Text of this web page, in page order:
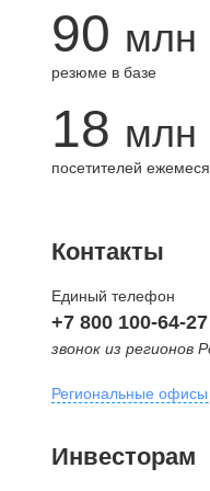
90 млн
резюме в базе
18 млн
посетителей
Контакты
Единый телефон
+7 800 100-64-27
звонок из регионов
Региональные
внутригородская
Инвесторам